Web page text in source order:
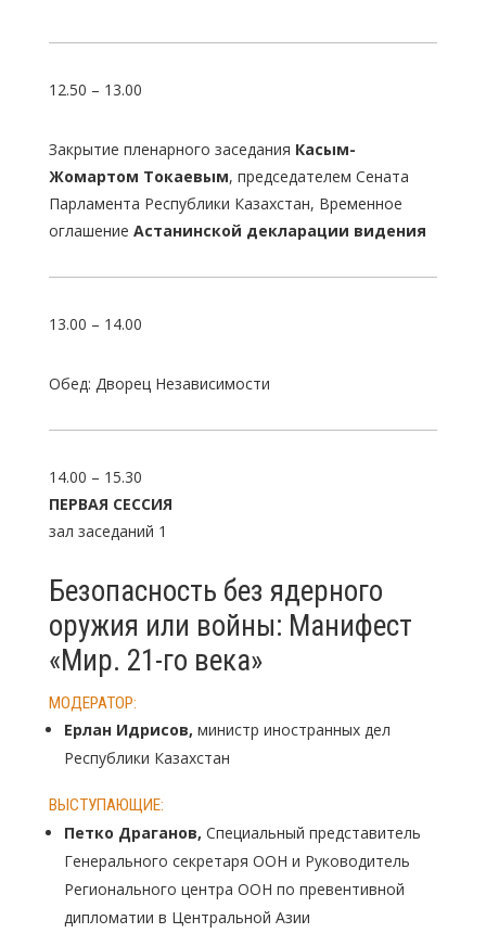
12.50 – 13.00
Закрытие пленарного заседания Касым-
Жомартом Токаевым, председателем Сената
Парламента Республики Казахстан, Временное
оглашение Астанинской декларации видения
13.00 – 14.00
Обед: Дворец Независимости
14.00 – 15.30
ПЕРВАЯ СЕССИЯ
зал заседаний 1
Безопасность без ядерного
оружия или войны: Манифест
«Мир. 21-го века»
МОДЕРАТОР:
Ерлан Идрисов, министр иностранных дел
Республики Казахстан
ВЫСТУПАЮЩИЕ:
Петко Драганов, Специальный представитель
Генерального секретаря ООН и Руководитель
Регионального центра ООН по превентивной
дипломатии в Центральной Азии